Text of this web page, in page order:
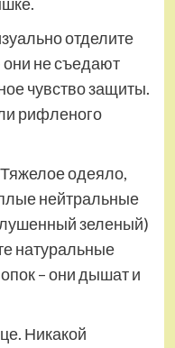
отделите
они не съедают
чувство защиты.
рифленого
одеяло,
нейтральные
зеленый)
натуральные
– они дышат и
Никакой